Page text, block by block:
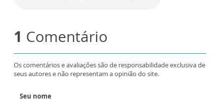
1 Comentário
Os comentários e avaliações são de responsabilidade exclusiva de
seus autores e não representam a opinião do site.
Seu nome